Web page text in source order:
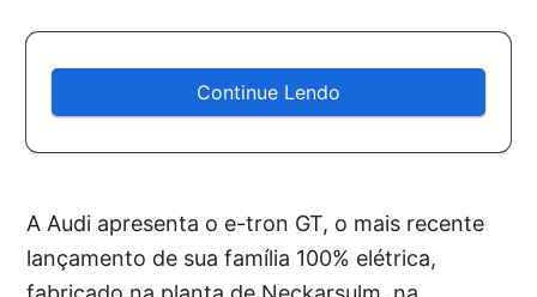
Continue Lendo
A Audi apresenta o e-tron GT, o mais recente
lançamento de sua família 100% elétrica,